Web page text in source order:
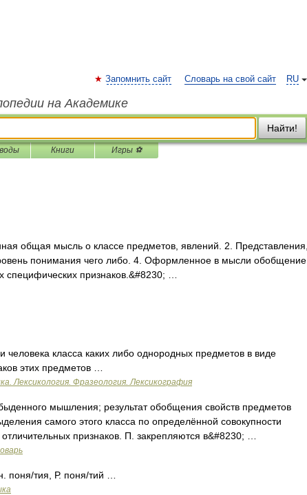
RU
Запомнить сайт Словарь на свой сайт
на Академике
Найти!
Книги Игры ⚽
общая мысль о классе предметов, явлений. 2. Представления,
понимания чего либо. 4. Оформленное в мысли обобщение
специфических признаков.&#8230; …
класса каких либо однородных предметов в виде
этих предметов …
Лексикология. Фразеология. Лексикография
мышления; результат обобщения свойств предметов
самого этого класса по определённой совокупности
признаков. П. закрепляются в&#8230; …
тия, Р. поня/тий …